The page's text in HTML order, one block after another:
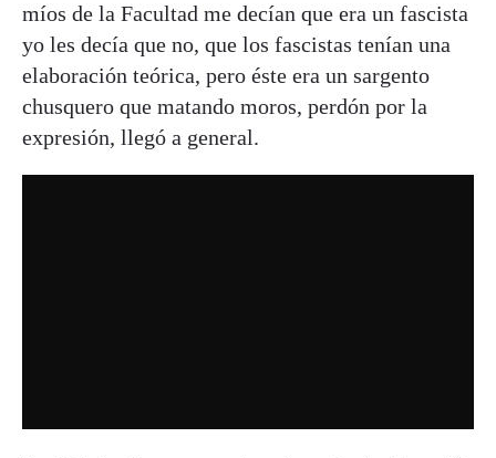
míos de la Facultad me decían que era un fascista
yo les decía que no, que los fascistas tenían una
elaboración teórica, pero éste era un sargento
chusquero que matando moros, perdón por la
expresión, llegó a general.